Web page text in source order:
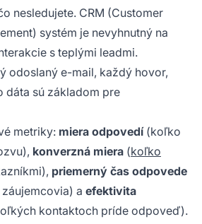
nesledujete. CRM (Customer
systém je nevyhnutný na
s teplými leadmi.
odoslaný e-mail, každý hovor,
dáta sú základom pre
metriky: miera odpovedí(koľko
konverzná miera (koľko
priemerný čas odpovede
a efektivita
kontaktoch príde odpoveď).